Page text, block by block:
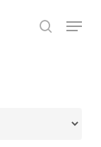
search
Menu